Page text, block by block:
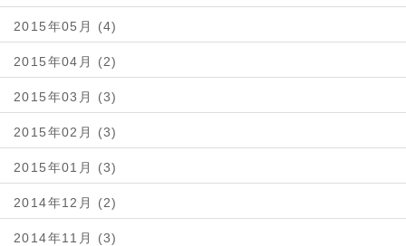
2015年05月 (4)
2015年04月 (2)
2015年03月 (3)
2015年02月 (3)
2015年01月 (3)
2014年12月 (2)
2014年11月 (3)